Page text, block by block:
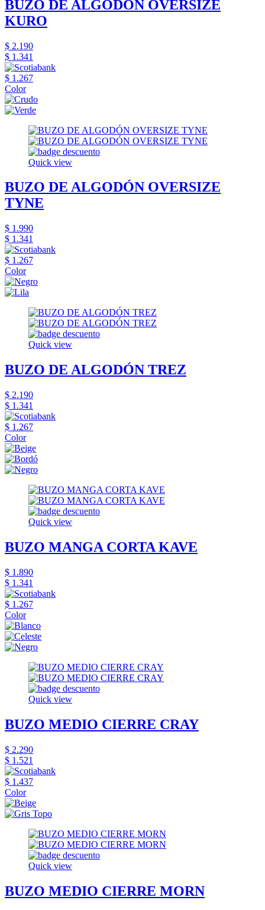
BUZO DE ALGODÓN OVERSIZE
KURO
$ 2.190
$ 1.341
$ 1.267
Color
Quick view
BUZO DE ALGODÓN OVERSIZE
TYNE
$ 1.990
$ 1.341
$ 1.267
Color
Quick view
BUZO DE ALGODÓN TREZ
$ 2.190
$ 1.341
$ 1.267
Color
Quick view
BUZO MANGA CORTA KAVE
$ 1.890
$ 1.341
$ 1.267
Color
Quick view
BUZO MEDIO CIERRE CRAY
$ 2.290
$ 1.521
$ 1.437
Color
Quick view
BUZO MEDIO CIERRE MORN